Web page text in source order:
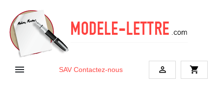
 SAV Contactez-nous  shopping_cart